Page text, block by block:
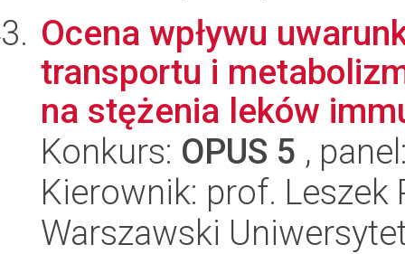
Ocena wpływu
transportu i
na stężenia leków
Konkurs: OPUS 5 ,
Kierownik: prof. Leszek
Warszawski